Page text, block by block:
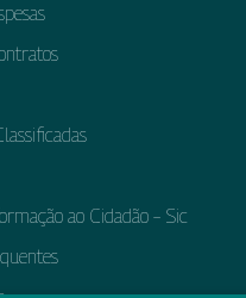
ao Cidadão – Sic